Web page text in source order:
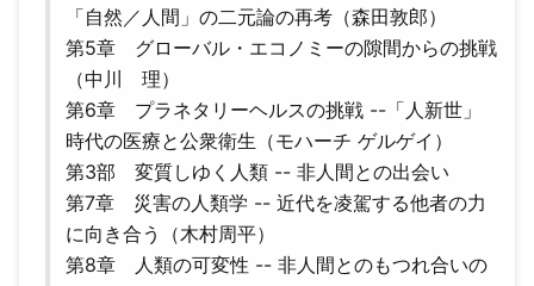
「自然／人間」の二元論の再考（森田敦郎）
第5章 グローバル・エコノミーの隙間からの挑戦
（中川 理）
第6章 プラネタリーヘルスの挑戦 --「人新世」
時代の医療と公衆衛生（モハーチ ゲルゲイ）
第3部 変質しゆく人類 -- 非人間との出会い
第7章 災害の人類学 -- 近代を凌駕する他者の力
に向き合う（木村周平）
第8章 人類の可変性 -- 非人間とのもつれ合いの